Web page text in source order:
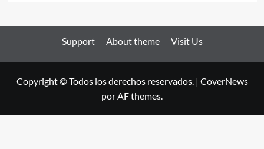
Support About theme Visit Us
Copyright © Todos los derechos reservados. | CoverNews
por AF themes.